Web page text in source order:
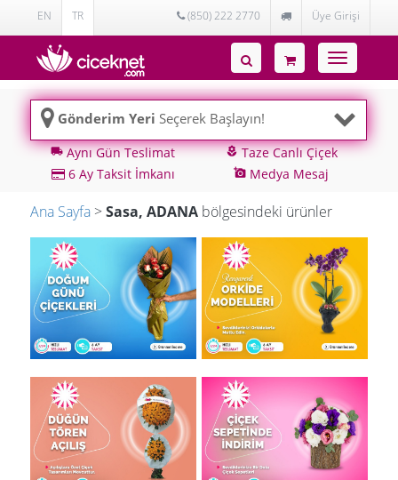
EN TR (850) 222 2770 Üye Girişi
Toggle
navigation
Gönderim Yeri Seçerek Başlayın!
local_shippingAynı Gün Teslimat local_floristTaze Canlı Çiçek
6 Ay Taksit İmkanı
add_a_photo Medya Mesaj
Ana Sayfa >Sasa, ADANA bölgesindeki ürünler